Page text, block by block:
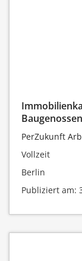
PerZukunft
Vollzeit
Berlin
Publiziert am: